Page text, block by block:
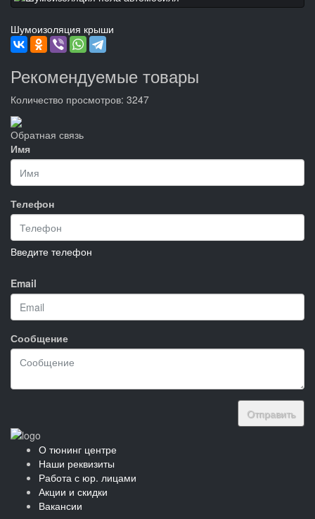
Шумоизоляция крыши
Рекомендуемые товары
Количество просмотров: 3247
Обратная связь
Имя
Телефон
Введите телефон
Email
Сообщение
Отправить
О тюнинг центре
Наши реквизиты
Работа с юр. лицами
Акции и скидки
Вакансии